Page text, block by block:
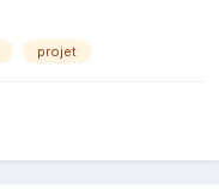
projet